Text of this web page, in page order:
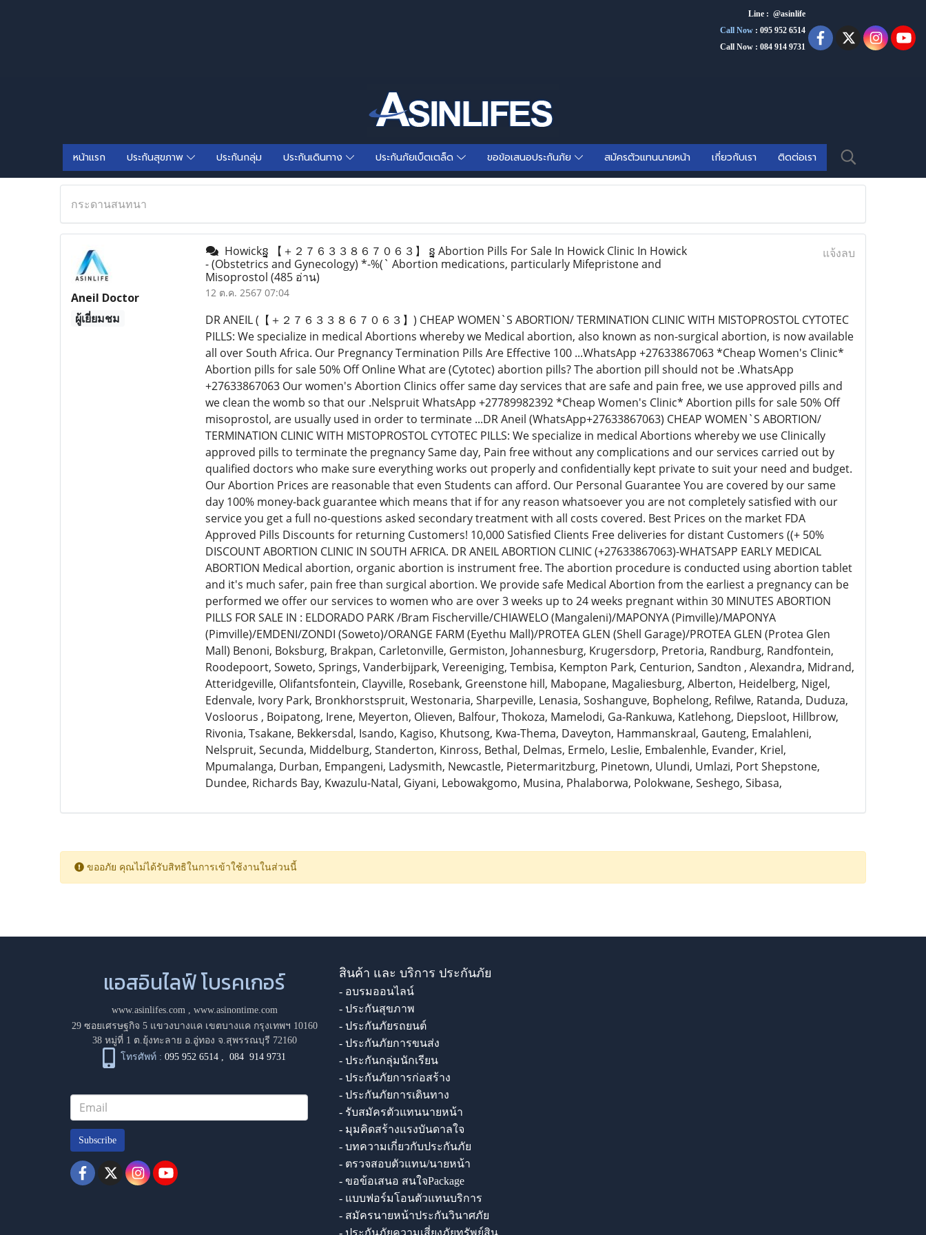
Line : @asinlife
Call Now : 095 952 6514
Call Now : 084 914 9731
หน้าแรก ประกันสุขภาพ ประกันกลุ่ม ประกันเดินทาง ประกันภัยเบ็ตเตล็ด ขอข้อเสนอประกันภัย สมัครตัวแทนนายหน้า เกี่ยวกับเรา ติดต่อเรา
กระดานสนทนา
Aneil Doctor
ผู้เยี่ยมชม
Howickន្ន 【 ＋２７６３３８６７０６３】 ន្ន Abortion Pills For Sale In Howick Clinic In Howick
- (Obstetrics and Gynecology) *-%(` Abortion medications, particularly Mifepristone and
Misoprostol (485 อ่าน)
12 ต.ค. 2567 07:04
แจ้งลบ
DR ANEIL (【＋２７６３３８６７０６３】) CHEAP WOMEN`S ABORTION/ TERMINATION CLINIC WITH MISTOPROSTOL CYTOTEC
PILLS: We specialize in medical Abortions whereby we Medical abortion, also known as non-surgical abortion, is now available
all over South Africa. Our Pregnancy Termination Pills Are Effective 100 ...WhatsApp +27633867063 *Cheap Women's Clinic*
Abortion pills for sale 50% Off Online What are (Cytotec) abortion pills? The abortion pill should not be .WhatsApp
+27633867063 Our women's Abortion Clinics offer same day services that are safe and pain free, we use approved pills and
we clean the womb so that our .Nelspruit WhatsApp +27789982392 *Cheap Women's Clinic* Abortion pills for sale 50% Off
misoprostol, are usually used in order to terminate ...DR Aneil (WhatsApp+27633867063) CHEAP WOMEN`S ABORTION/
TERMINATION CLINIC WITH MISTOPROSTOL CYTOTEC PILLS: We specialize in medical Abortions whereby we use Clinically
approved pills to terminate the pregnancy Same day, Pain free without any complications and our services carried out by
qualified doctors who make sure everything works out properly and confidentially kept private to suit your need and budget.
Our Abortion Prices are reasonable that even Students can afford. Our Personal Guarantee You are covered by our same
day 100% money-back guarantee which means that if for any reason whatsoever you are not completely satisfied with our
service you get a full no-questions asked secondary treatment with all costs covered. Best Prices on the market FDA
Approved Pills Discounts for returning Customers! 10,000 Satisfied Clients Free deliveries for distant Customers ((+ 50%
DISCOUNT ABORTION CLINIC IN SOUTH AFRICA. DR ANEIL ABORTION CLINIC (+27633867063)-WHATSAPP EARLY MEDICAL
ABORTION Medical abortion, organic abortion is instrument free. The abortion procedure is conducted using abortion tablet
and it's much safer, pain free than surgical abortion. We provide safe Medical Abortion from the earliest a pregnancy can be
performed we offer our services to women who are over 3 weeks up to 24 weeks pregnant within 30 MINUTES ABORTION
PILLS FOR SALE IN : ELDORADO PARK /Bram Fischerville/CHIAWELO (Mangaleni)/MAPONYA (Pimville)/MAPONYA
(Pimville)/EMDENI/ZONDI (Soweto)/ORANGE FARM (Eyethu Mall)/PROTEA GLEN (Shell Garage)/PROTEA GLEN (Protea Glen
Mall) Benoni, Boksburg, Brakpan, Carletonville, Germiston, Johannesburg, Krugersdorp, Pretoria, Randburg, Randfontein,
Roodepoort, Soweto, Springs, Vanderbijpark, Vereeniging, Tembisa, Kempton Park, Centurion, Sandton , Alexandra, Midrand,
Atteridgeville, Olifantsfontein, Clayville, Rosebank, Greenstone hill, Mabopane, Magaliesburg, Alberton, Heidelberg, Nigel,
Edenvale, Ivory Park, Bronkhorstspruit, Westonaria, Sharpeville, Lenasia, Soshanguve, Bophelong, Refilwe, Ratanda, Duduza,
Vosloorus , Boipatong, Irene, Meyerton, Olieven, Balfour, Thokoza, Mamelodi, Ga-Rankuwa, Katlehong, Diepsloot, Hillbrow,
Rivonia, Tsakane, Bekkersdal, Isando, Kagiso, Khutsong, Kwa-Thema, Daveyton, Hammanskraal, Gauteng, Emalahleni,
Nelspruit, Secunda, Middelburg, Standerton, Kinross, Bethal, Delmas, Ermelo, Leslie, Embalenhle, Evander, Kriel,
Mpumalanga, Durban, Empangeni, Ladysmith, Newcastle, Pietermaritzburg, Pinetown, Ulundi, Umlazi, Port Shepstone,
Dundee, Richards Bay, Kwazulu-Natal, Giyani, Lebowakgomo, Musina, Phalaborwa, Polokwane, Seshego, Sibasa,
ขออภัย คุณไม่ได้รับสิทธิในการเข้าใช้งานในส่วนนี้
แอสอินไลฟ์ โบรคเกอร์
www.asinlifes.com, www.asinontime.com
29 ซอยเศรษฐกิจ 5 แขวงบางแค เขตบางแค กรุงเทพฯ 10160
38 หมู่ที่ 1 ต.ยุ้งทะลาย อ.อู่ทอง จ.สุพรรณบุรี 72160
โทรศัพท์ : 095 952 6514 ,084 914 9731
Subscribe
สินค้า และ บริการ ประกันภัย
- อบรมออนไลน์
- ประกันสุขภาพ
- ประกันภัยรถยนต์
- ประกันภัยการขนส่ง
- ประกันกลุ่มนักเรียน
- ประกันภัยการก่อสร้าง
- ประกันภัยการเดินทาง
- รับสมัครตัวแทนนายหน้า
- มุมคิดสร้างแรงบันดาลใจ
- บทความเกี่ยวกับประกันภัย
- ตรวจสอบตัวแทน/นายหน้า
- ขอข้อเสนอ สนใจPackage
- แบบฟอร์มโอนตัวแทนบริการ
- สมัครนายหน้าประกันวินาศภัย
- ประกันภัยความเสี่ยงภัยทรัพย์สิน